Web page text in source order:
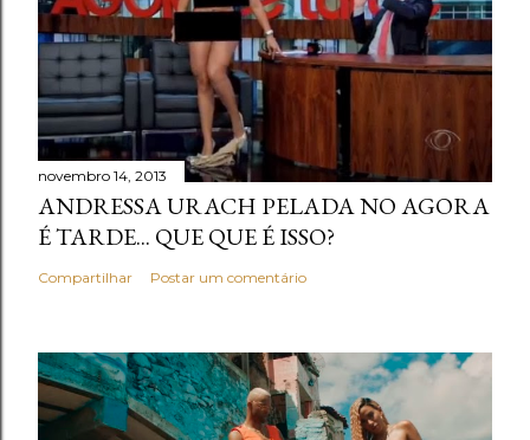
novembro 14, 2013
ANDRESSA URACH PELADA NO AGORA
É TARDE... QUE QUE É ISSO?
Compartilhar Postar um comentário